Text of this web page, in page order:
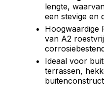
lengte,
een stevige en
Hoogwaardige
van A2
Ideaal voor
terrassen,